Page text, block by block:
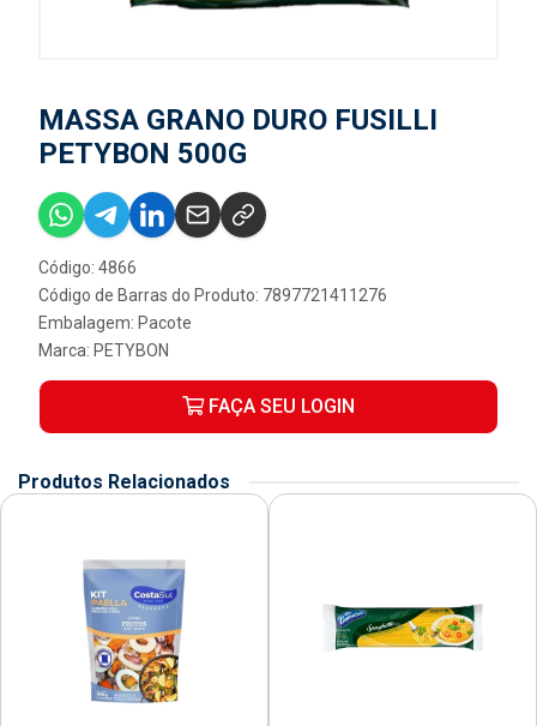
MASSA GRANO DURO FUSILLI
PETYBON 500G
Código: 4866
Código de Barras do Produto: 7897721411276
Embalagem: Pacote
Marca: PETYBON
FAÇA SEU LOGIN
Produtos Relacionados